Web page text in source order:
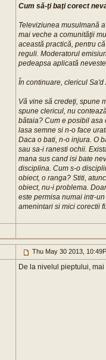
Cum să-ţi baţi corect
Televiziunea musulmană
mai veche a comunităţii
această practică, pentru
reguli. Moderatorul
pedeapsa aplicată
În continuare, clericul
Vă vine să credeţi, spune
spune clericul, nu
bătaia? Cum e posibil asa
lasa semne si n-o face
Daca o bati, n-o injura. O
sau sa-i ranesti ochii.
mana sus cand isi bate
disciplina. Cum s-o
obiect, o ranga? Stiti,
obiect, nu-i problema.
este permisa numai intr-
amenintari si mici corectii
Thu May 30 2013,
De la nivelul pieptului,